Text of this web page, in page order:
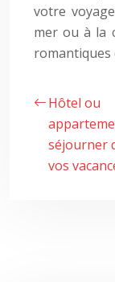
votre
mer ou à la
romantiques
Hôtel ou
séjourner
vos